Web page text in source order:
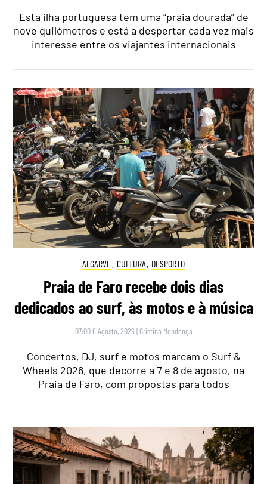
Esta ilha portuguesa tem uma “praia dourada” de
nove quilómetros e está a despertar cada vez mais
interesse entre os viajantes internacionais
ALGARVE, CULTURA, DESPORTO
Praia de Faro recebe dois dias
dedicados ao surf, às motos e à música
07:00 6 Agosto, 2026 | Cristina Mendonça
Concertos, DJ, surf e motos marcam o Surf &
Wheels 2026, que decorre a 7 e 8 de agosto, na
Praia de Faro, com propostas para todos